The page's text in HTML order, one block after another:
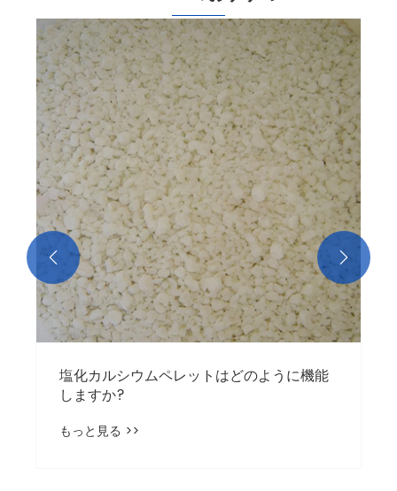
液体塩化カルシウムは産業用途にどのよう
なメリットをもたらしますか?
もっと見る >>
 